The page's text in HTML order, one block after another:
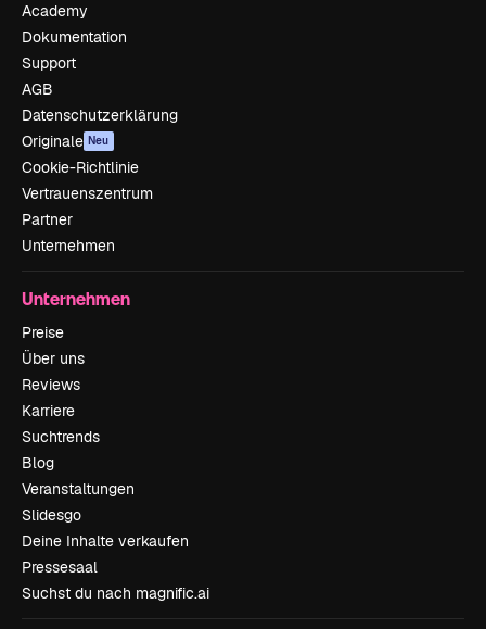
Academy
Dokumentation
Support
AGB
Datenschutzerklärung
Originale Neu
Cookie-Richtlinie
Vertrauenszentrum
Partner
Unternehmen
Unternehmen
Preise
Über uns
Reviews
Karriere
Suchtrends
Blog
Veranstaltungen
Slidesgo
Deine Inhalte verkaufen
Pressesaal
Suchst du nach magnific.ai